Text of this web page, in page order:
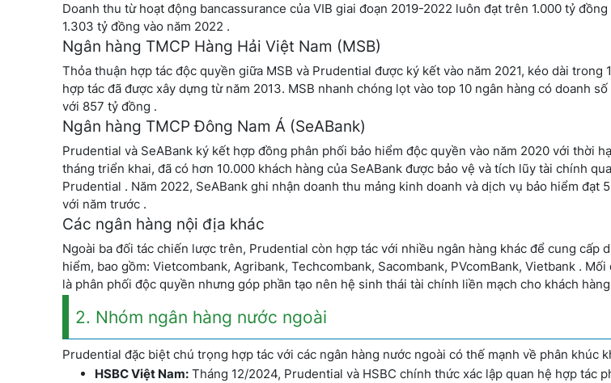
Doanh thu từ hoạt động bancassurance của VIB giai đoạn 2019-2022 luôn đạt trên 1.000 tỷ
1.303 tỷ đồng vào năm 2022 .
Ngân hàng TMCP Hàng Hải Việt Nam (MSB)
Thỏa thuận hợp tác độc quyền giữa MSB và Prudential được ký kết vào năm 2021, kéo dài trong
hợp tác đã được xây dựng từ năm 2013. MSB nhanh chóng lọt vào top 10 ngân hàng có doanh
với 857 tỷ đồng .
Ngân hàng TMCP Đông Nam Á (SeABank)
Prudential và SeABank ký kết hợp đồng phân phối bảo hiểm độc quyền vào năm 2020 với thời
tháng triển khai, đã có hơn 10.000 khách hàng của SeABank được bảo vệ và tích lũy tài chính
Prudential . Năm 2022, SeABank ghi nhận doanh thu mảng kinh doanh và dịch vụ bảo hiểm đạt
với năm trước .
Các ngân hàng nội địa khác
Ngoài ba đối tác chiến lược trên, Prudential còn hợp tác với nhiều ngân hàng khác để cung cấp
hiểm, bao gồm: Vietcombank, Agribank, Techcombank, Sacombank, PVcomBank, Vietbank .
là phân phối độc quyền nhưng góp phần tạo nên hệ sinh thái tài chính liền mạch cho khách
2. Nhóm ngân hàng nước ngoài
Prudential đặc biệt chú trọng hợp tác với các ngân hàng nước ngoài có thế mạnh về phân khúc
HSBC Việt Nam: Tháng 12/2024, Prudential và HSBC chính thức xác lập quan hệ hợp tác